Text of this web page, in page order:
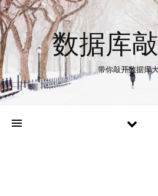
数据库
带你敲开数据库